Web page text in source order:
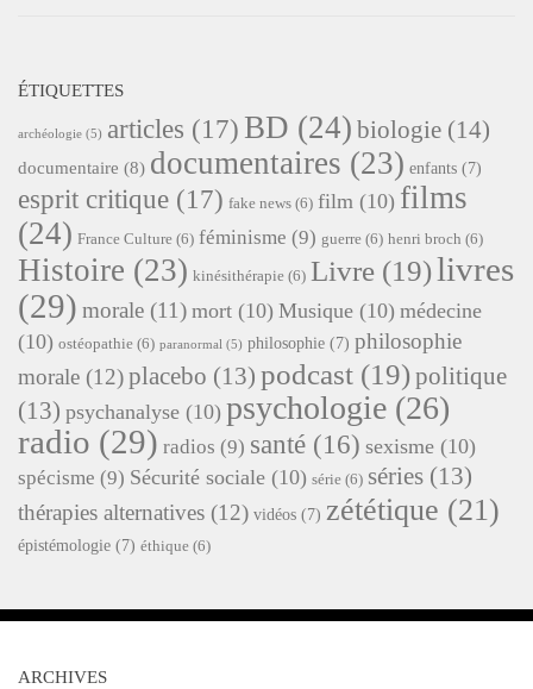
ÉTIQUETTES
archéologie (5) articles (17) BD (24) biologie (14)
documentaire (8) documentaires (23) enfants (7)
esprit critique (17) fake news (6) film (10) films
(24) France Culture (6) féminisme (9) guerre (6) henri broch (6)
Histoire (23) kinésithérapie (6) Livre (19)livres
(29) morale (11) mort (10) Musique (10) médecine
(10) ostéopathie (6) paranormal (5) philosophie (7) philosophie
morale (12)placebo (13) podcast (19)politique
(13) psychanalyse (10) psychologie (26)
radio (29) radios (9) santé (16) sexisme (10)
spécisme (9) Sécurité sociale (10) série (6) séries (13)
thérapies alternatives (12) vidéos (7) zététique (21)
épistémologie (7) éthique (6)
ARCHIVES